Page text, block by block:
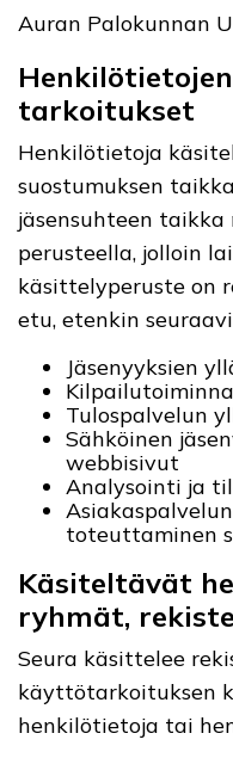
Auran Palokunnan
tarkoitukset
Henkilötietoja
suostumuksen
jäsensuhteen
perusteella, jolloin
käsittelyperuste on
etu, etenkin
Jäsenyyksien
Tulospalvelun
Sähköinen
webbisivut
Analysointi ja
toteuttaminen
Käsiteltävät
ryhmät,
Seura käsittelee
käyttötarkoituksen
henkilötietoja tai